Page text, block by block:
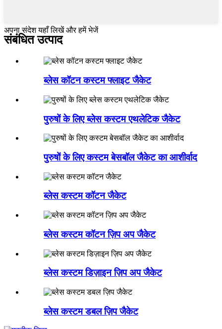
अपना संदेश यहाँ लिखें और हमें भेजें
संबंधित उत्पाद
ब्लेस कॉटन कस्टम फ्लाइट जैकेट
पुरुषों के लिए ब्लेस कस्टम एथलेटिक जैकेट
पुरुषों के लिए कस्टम बेसबॉल जैकेट का आशीर्वाद
ब्लेस कस्टम कॉटन जैकेट
ब्लेस कस्टम कॉटन ज़िप अप जैकेट
ब्लेस कस्टम डिज़ाइन ज़िप अप जैकेट
ब्लेस कस्टम डबल ज़िप जैकेट